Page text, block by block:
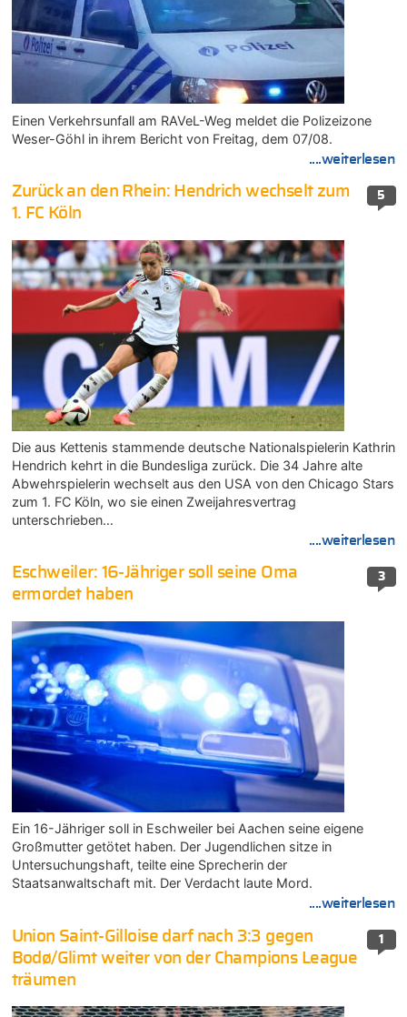
Einen Verkehrsunfall am RAVeL-Weg meldet die Polizeizone
Weser-Göhl in ihrem Bericht von Freitag, dem 07/08.
....weiterlesen
5
Zurück an den Rhein: Hendrich wechselt zum
1. FC Köln
Die aus Kettenis stammende deutsche Nationalspielerin Kathrin
Hendrich kehrt in die Bundesliga zurück. Die 34 Jahre alte
Abwehrspielerin wechselt aus den USA von den Chicago Stars
zum 1. FC Köln, wo sie einen Zweijahresvertrag
unterschrieben…
....weiterlesen
3
Eschweiler: 16-Jähriger soll seine Oma
ermordet haben
Ein 16-Jähriger soll in Eschweiler bei Aachen seine eigene
Großmutter getötet haben. Der Jugendlichen sitze in
Untersuchungshaft, teilte eine Sprecherin der
Staatsanwaltschaft mit. Der Verdacht laute Mord.
....weiterlesen
1
Union Saint-Gilloise darf nach 3:3 gegen
Bodø/Glimt weiter von der Champions League
träumen